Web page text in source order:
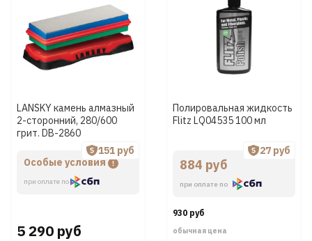
LANSKY камень алмазный
2-сторонний, 280/600
грит. DB-2860
Особые условия
при оплате по
151 руб
5 290 руб
Полировальная жидкость
Flitz LQ04535 100 мл
884 руб
при оплате по
27 руб
930 руб
обычная цена